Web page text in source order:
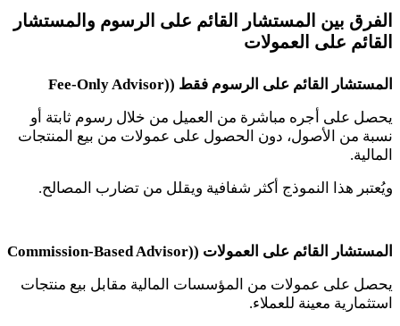
الفرق بين المستشار القائم على الرسوم والمستشار
القائم على العمولات
المستشار القائم على الرسوم فقط (Fee-Only Advisor)
يحصل على أجره مباشرة من العميل من خلال رسوم ثابتة أو
نسبة من الأصول، دون الحصول على عمولات من بيع المنتجات
المالية.
ويُعتبر هذا النموذج أكثر شفافية ويقلل من تضارب المصالح.
المستشار القائم على العمولات (Commission-Based Advisor)
يحصل على عمولات من المؤسسات المالية مقابل بيع منتجات
استثمارية معينة للعملاء.